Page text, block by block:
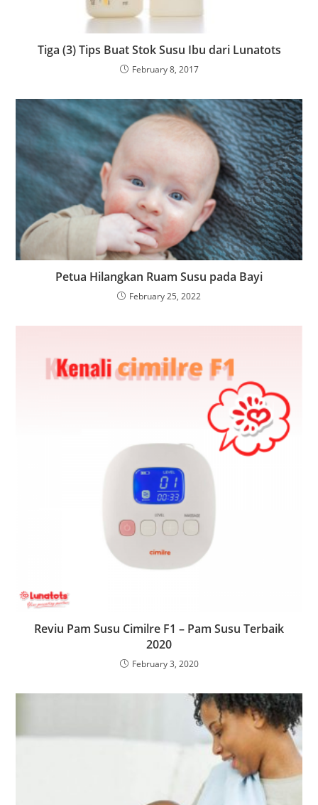
Tiga (3) Tips Buat Stok Susu Ibu dari Lunatots
February 8, 2017
Petua Hilangkan Ruam Susu pada Bayi
February 25, 2022
Reviu Pam Susu Cimilre F1 – Pam Susu Terbaik
2020
February 3, 2020